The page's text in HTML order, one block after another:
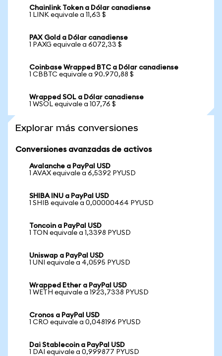
Chainlink Token a Dólar canadiense
1 LINK equivale a 11,63 $
PAX Gold a Dólar canadiense
1 PAXG equivale a 6072,33 $
Coinbase Wrapped BTC a Dólar canadiense
1 CBBTC equivale a 90.970,88 $
Wrapped SOL a Dólar canadiense
1 WSOL equivale a 107,76 $
Explorar más conversiones
Conversiones avanzadas de activos
Avalanche a PayPal USD
1 AVAX equivale a 6,5392 PYUSD
SHIBA INU a PayPal USD
1 SHIB equivale a 0,00000464 PYUSD
Toncoin a PayPal USD
1 TON equivale a 1,3398 PYUSD
Uniswap a PayPal USD
1 UNI equivale a 4,0595 PYUSD
Wrapped Ether a PayPal USD
1 WETH equivale a 1923,7338 PYUSD
Cronos a PayPal USD
1 CRO equivale a 0,048196 PYUSD
Dai Stablecoin a PayPal USD
1 DAI equivale a 0,999877 PYUSD